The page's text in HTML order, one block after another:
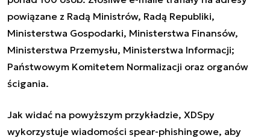
powiązane z Radą Ministrów, Radą Republiki,
Ministerstwa Gospodarki, Ministerstwa Finansów,
Ministerstwa Przemysłu, Ministerstwa Informacji;
Państwowym Komitetem Normalizacji oraz organów
ścigania.
Jak widać na powyższym przykładzie, XDSpy
wykorzystuje wiadomości spear-phishingowe, aby